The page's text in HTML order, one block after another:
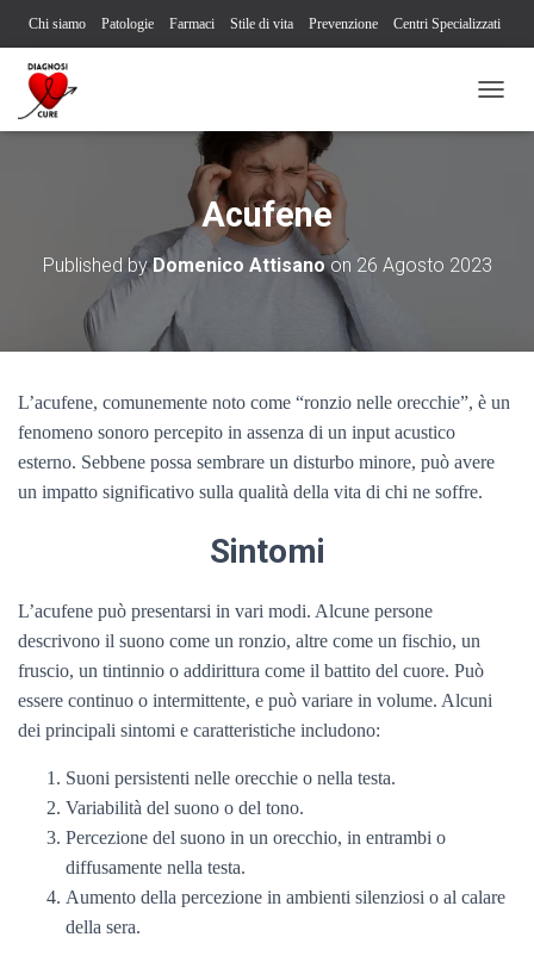
Chi siamo Patologie Farmaci Stile di vita Prevenzione Centri Specializzati
Associazioni Pazienti
A
I
T
G
E
Acufene
Published byDomenico Attisanoon 26 Agosto 2023
L’acufene, comunemente noto come “ronzio nelle orecchie”, è un
fenomeno sonoro percepito in assenza di un input acustico
esterno. Sebbene possa sembrare un disturbo minore, può avere
un impatto significativo sulla qualità della vita di chi ne soffre.
Sintomi
L’acufene può presentarsi in vari modi. Alcune persone
descrivono il suono come un ronzio, altre come un fischio, un
fruscio, un tintinnio o addirittura come il battito del cuore. Può
essere continuo o intermittente, e può variare in volume. Alcuni
dei principali sintomi e caratteristiche includono:
Suoni persistenti nelle orecchie o nella testa.
Variabilità del suono o del tono.
Percezione del suono in un orecchio, in entrambi o
diffusamente nella testa.
Aumento della percezione in ambienti silenziosi o al calare
della sera.